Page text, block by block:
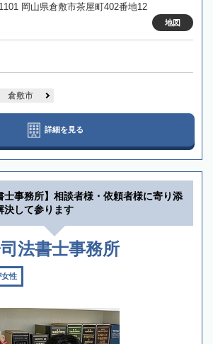
岡山県倉敷市茶屋町402番地12
地図
倉敷市
詳細を見る
士事務所】相談者様・依頼者様に寄り添
決して参ります
法書士事務所
女性